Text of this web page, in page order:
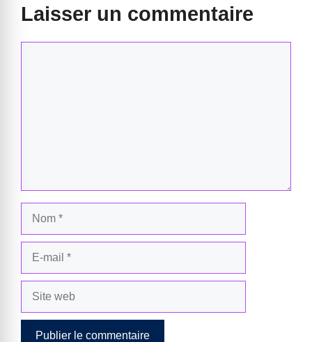
Laisser un commentaire